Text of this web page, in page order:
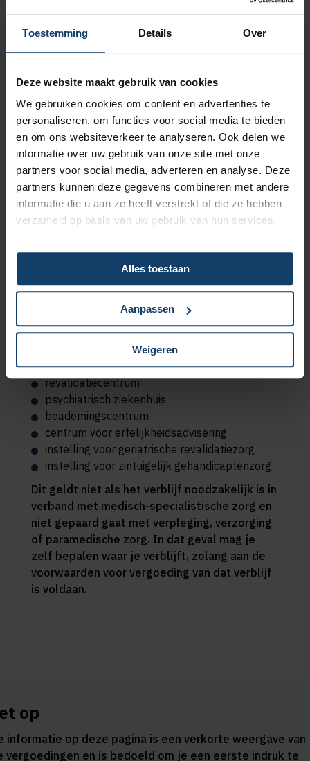
Toestemming Details Over
Deze website maakt gebruik van cookies
We gebruiken cookies om content en advertenties te
personaliseren, om functies voor social media te bieden
en om ons websiteverkeer te analyseren. Ook delen we
informatie over uw gebruik van onze site met onze
partners voor social media, adverteren en analyse. Deze
partners kunnen deze gegevens combineren met andere
informatie die u aan ze heeft verstrekt of die ze hebben
verzameld op basis van uw gebruik van hun services.
Alles toestaan
Aanpassen
Weigeren
waarin de medische diagnose(s), een
beschrijving van de actuele problematiek en
de medische noodzaak voor verblijf zijn
opgenomen. Een aanvraag om toestemming
kun je sturen naar:
Salland Zorgverzekeringen
Medisch adviseur
Antwoordnummer 30
7400 VB Deventer
Een postzegel is niet nodig.
Bij wie kun je terecht?
Afhankelijk van de zorg die je nodig hebt, kun
je voor verblijf terecht bij de volgende
zorgverleners:
ziekenhuis
revalidatiecentrum
psychiatrisch ziekenhuis
beademingscentrum
centrum voor erfelijkheidsadvisering
instelling voor geriatrische revalidatiezorg
instelling voor zintuigelijk gehandicaptenzorg
Dit geldt niet als het verblijf noodzakelijk is in
verband met medisch-specialistische zorg en
niet gepaard gaat met verpleging, verzorging
of paramedische zorg. In dat geval mag je
zelf bepalen waar je verblijft, zolang aan de
voorwaarden voor vergoeding van dat verblijf
is voldaan.
op
informatie op deze pagina is een verkorte weergave van
vergoedingen en is bedoeld om je een eerste indruk te